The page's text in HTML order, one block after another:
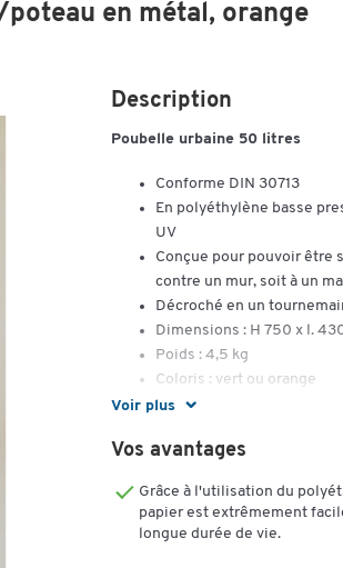
en métal, orange
Voir plus
Description
Poubelle urbaine 50 litres
Conforme DIN 30713
En polyéthylène basse
UV
Conçue pour pouvoir être
contre un mur, soit à un
Décroché en un
Dimensions : H 750 x l.
Poids : 4,5 kg
Coloris : vert ou orange
Avec 2 colliers de fixation
Haut avec capuchon
fiche
Vos avantages
Grâce à l'utilisation du
papier est extrêmement
longue durée de vie.